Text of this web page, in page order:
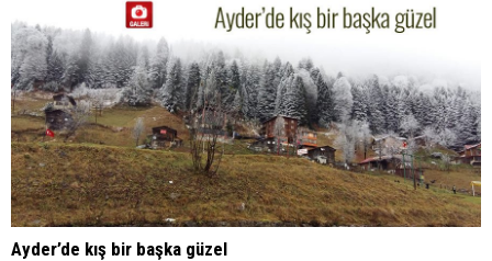
Ayder’de kış bir başka güzel